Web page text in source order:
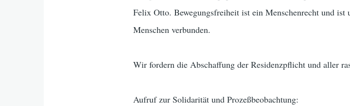
Felix Otto. Bewegungsfreiheit ist ein Menschenrecht und ist
Menschen verbunden.
Wir fordern die Abschaffung der Residenzpflicht und aller
Aufruf zur Solidarität und Prozeßbeobachtung: